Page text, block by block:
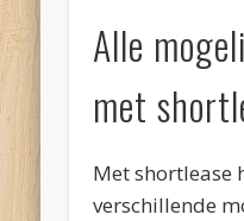
Alle
met
Met shortlease
verschillende